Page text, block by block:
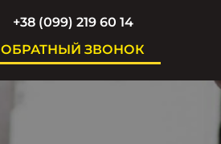
+38 (099) 219 60 14
ОБРАТНЫЙ ЗВОНОК